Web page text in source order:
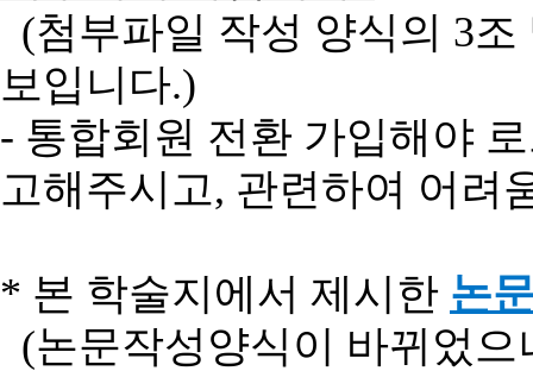
(첨부파일 작성 양식의 3조
보입니다.)
- 통합회원 전환 가입해야
고해주시고, 관련하여 어려
* 본 학술지에서 제시한 논
(논문작성양식이 바뀌었